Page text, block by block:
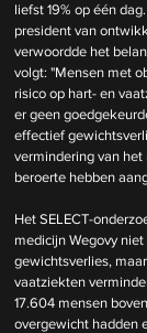
liefst 19% op één
president van
verwoordde het
volgt: "Mensen met
risico op hart- en
er geen
effectief
vermindering van
beroerte hebben
Het SELECT-
medicijn Wegovy
gewichtsverlies,
vaatziekten
17.604 mensen
overgewicht hadden